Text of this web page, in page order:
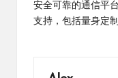
安全可靠的通信平
支持，包括量身定